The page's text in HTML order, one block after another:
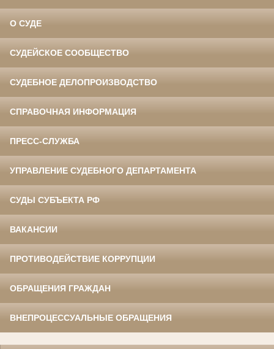
О СУДЕ
СУДЕЙСКОЕ СООБЩЕСТВО
СУДЕБНОЕ ДЕЛОПРОИЗВОДСТВО
СПРАВОЧНАЯ ИНФОРМАЦИЯ
ПРЕСС-СЛУЖБА
УПРАВЛЕНИЕ СУДЕБНОГО ДЕПАРТАМЕНТА
СУДЫ СУБЪЕКТА РФ
ВАКАНСИИ
ПРОТИВОДЕЙСТВИЕ КОРРУПЦИИ
ОБРАЩЕНИЯ ГРАЖДАН
ВНЕПРОЦЕССУАЛЬНЫЕ ОБРАЩЕНИЯ